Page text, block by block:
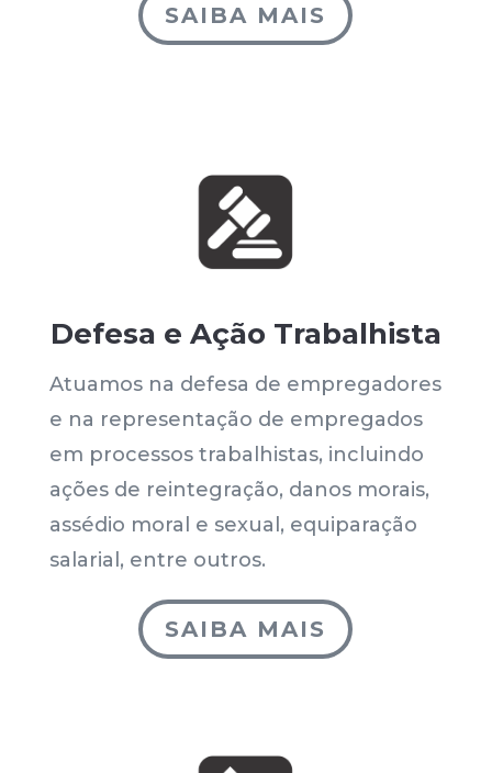
SAIBA MAIS
Defesa e Ação Trabalhista
Atuamos na defesa de empregadores
e na representação de empregados
em processos trabalhistas, incluindo
ações de reintegração, danos morais,
assédio moral e sexual, equiparação
salarial, entre outros.
SAIBA MAIS